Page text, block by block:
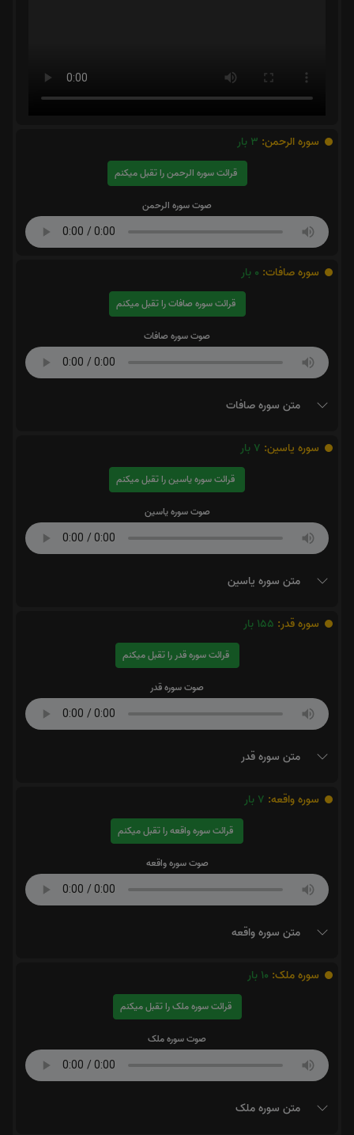
سوره الرحمن: 3 بار
قرائت سوره الرحمن را تقبل میکنم
صوت سوره الرحمن
سوره صافات: 0 بار
قرائت سوره صافات را تقبل میکنم
صوت سوره صافات
متن سوره صافات
سوره یاسین: 7 بار
قرائت سوره یاسین را تقبل میکنم
صوت سوره یاسین
متن سوره یاسین
سوره قدر: 155 بار
قرائت سوره قدر را تقبل میکنم
صوت سوره قدر
متن سوره قدر
سوره واقعه: 7 بار
قرائت سوره واقعه را تقبل میکنم
صوت سوره واقعه
متن سوره واقعه
سوره ملک: 10 بار
قرائت سوره ملک را تقبل میکنم
صوت سوره ملک
متن سوره ملک